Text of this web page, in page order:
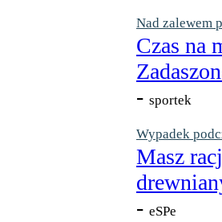
Nad zalewem
Czas na
- sportek
Wypadek
Masz
- eSPe